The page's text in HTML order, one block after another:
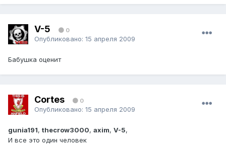
V-5 0
Опубликовано: 15 апреля 2009
Бабушка оценит
Cortes 0
Опубликовано: 15 апреля 2009
gunia191, thecrow3000, axim, V-5,
И все это один человек